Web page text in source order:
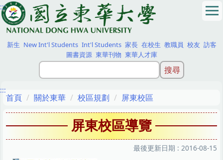
跳
到
主
要
內
:::
新生 New Int'l Students Int'l Students 家長 在校生 教職員 校友 訪客
圖書資源 東華刊物 東華人才庫
:::
首頁 關於東華 校區規劃 屏東校區
屏東校區導覽
最後更新日期 : 2016-08-15